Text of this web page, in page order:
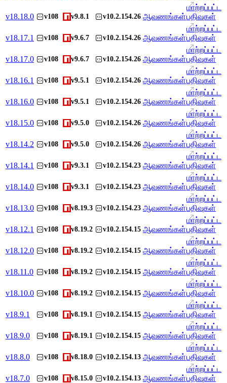
v18.18.0 v108 v9.8.1 v10.2.154.26 ஆவணங்கள்
மாற்றப்பட்ட
பதிவுகள்
v18.17.1 v108 v9.6.7 v10.2.154.26 ஆவணங்கள்
மாற்றப்பட்ட
பதிவுகள்
v18.17.0 v108 v9.6.7 v10.2.154.26 ஆவணங்கள்
மாற்றப்பட்ட
பதிவுகள்
v18.16.1 v108 v9.5.1 v10.2.154.26 ஆவணங்கள்
மாற்றப்பட்ட
பதிவுகள்
v18.16.0 v108 v9.5.1 v10.2.154.26 ஆவணங்கள்
மாற்றப்பட்ட
பதிவுகள்
v18.15.0 v108 v9.5.0 v10.2.154.26 ஆவணங்கள்
மாற்றப்பட்ட
பதிவுகள்
v18.14.2 v108 v9.5.0 v10.2.154.26 ஆவணங்கள்
மாற்றப்பட்ட
பதிவுகள்
v18.14.1 v108 v9.3.1 v10.2.154.23 ஆவணங்கள்
மாற்றப்பட்ட
பதிவுகள்
v18.14.0 v108 v9.3.1 v10.2.154.23 ஆவணங்கள்
மாற்றப்பட்ட
பதிவுகள்
v18.13.0 v108 v8.19.3 v10.2.154.23 ஆவணங்கள்
மாற்றப்பட்ட
பதிவுகள்
v18.12.1 v108 v8.19.2 v10.2.154.15 ஆவணங்கள்
மாற்றப்பட்ட
பதிவுகள்
v18.12.0 v108 v8.19.2 v10.2.154.15 ஆவணங்கள்
மாற்றப்பட்ட
பதிவுகள்
v18.11.0 v108 v8.19.2 v10.2.154.15 ஆவணங்கள்
மாற்றப்பட்ட
பதிவுகள்
v18.10.0 v108 v8.19.2 v10.2.154.15 ஆவணங்கள்
மாற்றப்பட்ட
பதிவுகள்
v18.9.1 v108 v8.19.1 v10.2.154.15 ஆவணங்கள்
மாற்றப்பட்ட
பதிவுகள்
v18.9.0 v108 v8.19.1 v10.2.154.15 ஆவணங்கள்
மாற்றப்பட்ட
பதிவுகள்
v18.8.0 v108 v8.18.0 v10.2.154.13 ஆவணங்கள்
மாற்றப்பட்ட
பதிவுகள்
v18.7.0 v108 v8.15.0 v10.2.154.13 ஆவணங்கள்
மாற்றப்பட்ட
பதிவுகள்